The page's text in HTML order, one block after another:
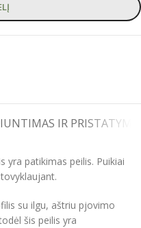
IR
yra patikimas peilis. Puikiai
su ilgu, aštriu pjovimo
šis peilis yra